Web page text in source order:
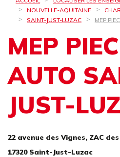
NOUVELLE-AQUITAINE
SAINT-JUST-LUZAC
MEP
MEP
AUTO
JUST-
22 avenue des Vignes, ZAC
17320 Saint-Just-Luzac